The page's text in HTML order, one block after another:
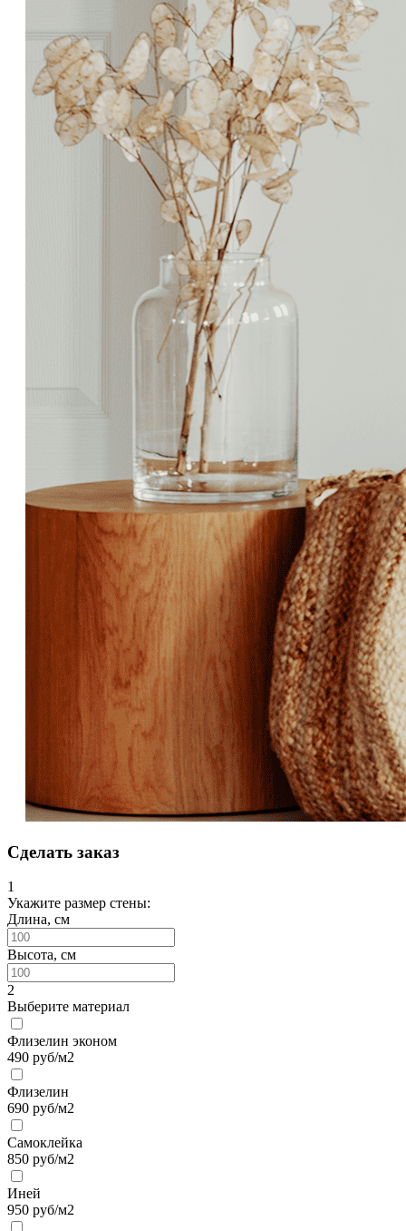
Сделать заказ
1
Укажите размер стены:
Длина, см
Высота, см
2
Выберите материал
Флизелин эконом
490 руб/м2
Флизелин
690 руб/м2
Самоклейка
850 руб/м2
Иней
950 руб/м2